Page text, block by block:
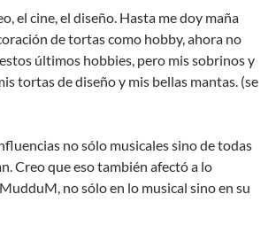
el cine, el diseño. Hasta me doy maña
de tortas como hobby, ahora no
últimos hobbies, pero mis sobrinos y
tortas de diseño y mis bellas mantas. (se
no sólo musicales sino de todas
Creo que eso también afectó a lo
no sólo en lo musical sino en su